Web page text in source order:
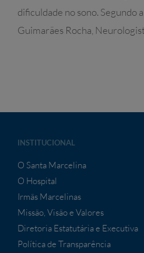
dificuldade no sono. Segundo
Guimarães Rocha,
INSTITUCIONAL
O Santa Marcelina
O Hospital
Irmãs Marcelinas
Missão, Visão e Valores
Diretoria Estatutária e Executiva
Política de Transparência